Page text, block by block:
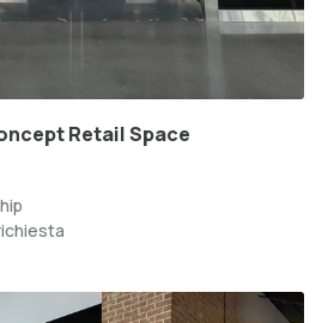
Retail Space